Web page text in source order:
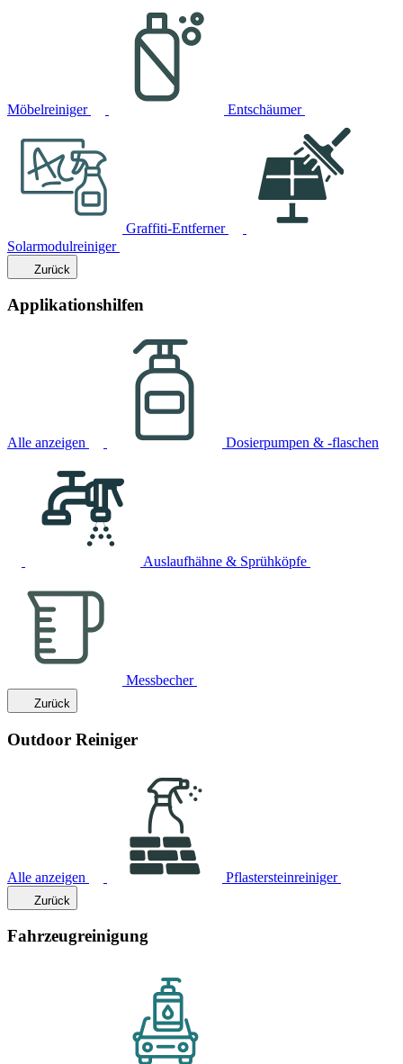
Möbelreiniger Entschäumer
Graffiti-Entferner
Solarmodulreiniger
Zurück
Applikationshilfen
Alle anzeigen Dosierpumpen & -flaschen
Auslaufhähne & Sprühköpfe
Messbecher
Zurück
Outdoor Reiniger
Alle anzeigen Pflastersteinreiniger
Zurück
Fahrzeugreinigung